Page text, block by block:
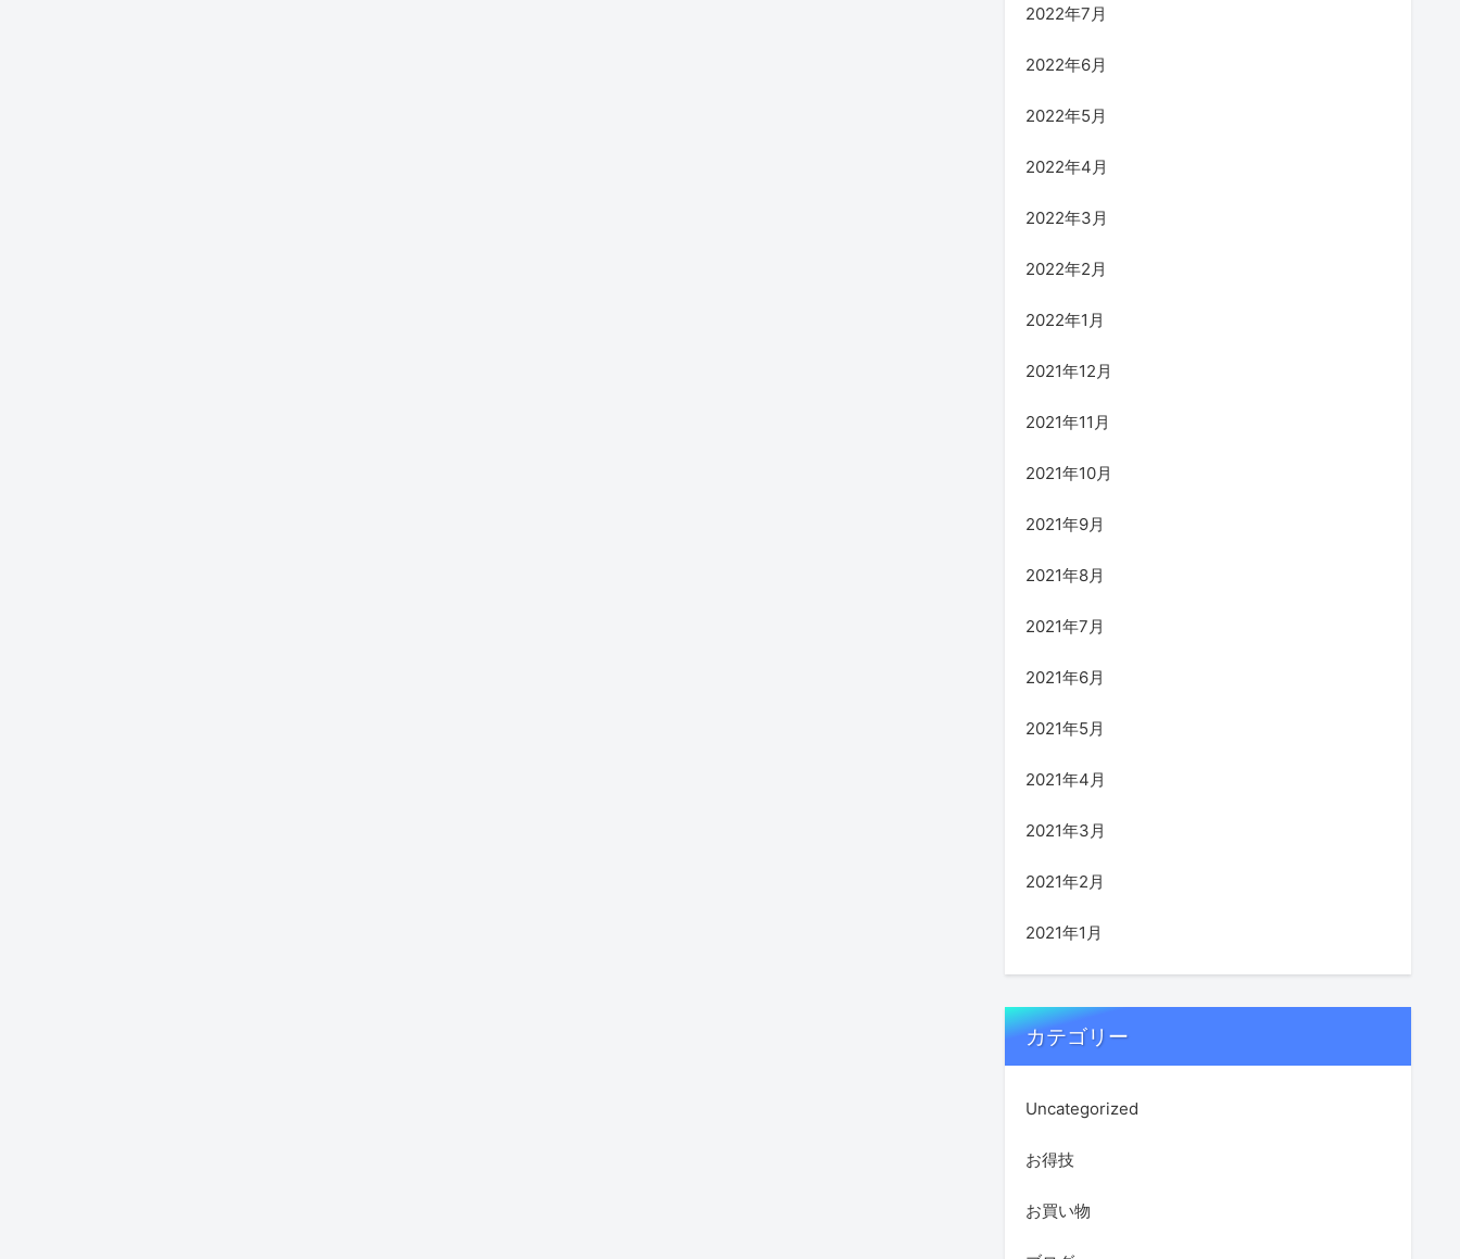
2022年7月
2022年6月
2022年5月
2022年4月
2022年3月
2022年2月
2022年1月
2021年12月
2021年11月
2021年10月
2021年9月
2021年8月
2021年7月
2021年6月
2021年5月
2021年4月
2021年3月
2021年2月
2021年1月
カテゴリー
Uncategorized
お得技
お買い物